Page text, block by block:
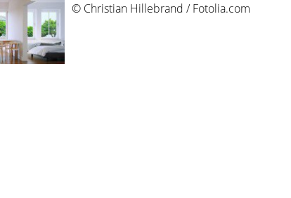
© Christian Hillebrand / Fotolia.com